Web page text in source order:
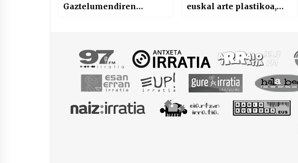
Gaztelumendiren
euskal arte plastikoa,